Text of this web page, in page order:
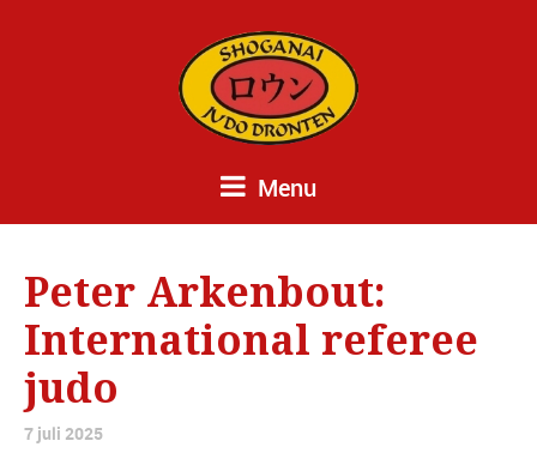
Menu
Peter Arkenbout:
International referee
judo
7 juli 2025